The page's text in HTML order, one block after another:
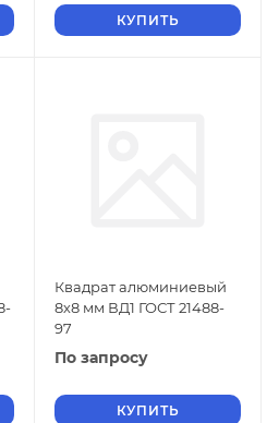
КУПИТЬ
Квадрат алюминиевый
8х8 мм ВД1 ГОСТ 21488-
97
По запросу
КУПИТЬ